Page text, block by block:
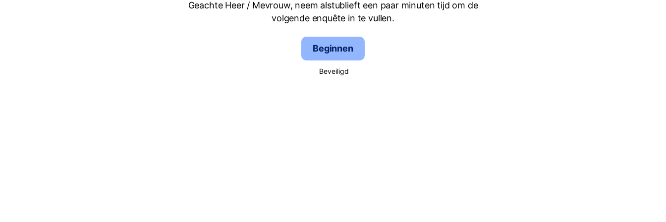
Geachte Heer / Mevrouw, neem alstublieft een paar minuten tijd om de
volgende enquête in te vullen.
Beginnen
Beveiligd